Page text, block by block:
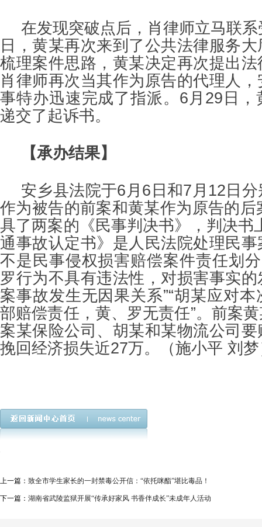
在发现突破点后，肖律师立马联
日，黄某再次来到了公共法律服务
梳理案件思路，黄某决定再次提出
肖律师再次当其作为原告的代理人
事特办迅速完成了指派。6月29日，
递交了起诉书。
【承办结果】
安乡县法院于6月6日和7月12日
作为被告的前案和黄某作为原告的
具了两案的《民事判决书》，判决书
通事故认定书》是人民法院处理民
不是民事侵权损害赔偿案件责任划
罗行为不具有违法性，对损害事实
案事故发生无因果关系”“胡某应对
部赔偿责任，黄、罗无责任”。前案
案某保险公司、胡某和某物流公司
挽回经济损失近27万。（施小平 刘
上一篇： 致全市学生家长的一封禁毒公开信：“依托咪酯”堪比毒品！
下一篇： 湖南省武陵监狱开展“传承好家风 书香伴成长”未成年人活动